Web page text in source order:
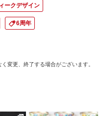
ークデザイン
6周年
変更、終了する場合がございます。